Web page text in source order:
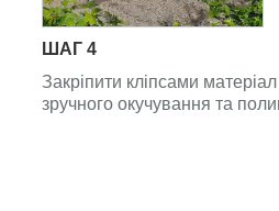
ШАГ 4
Закріпити кліпсами
зручного окучування та